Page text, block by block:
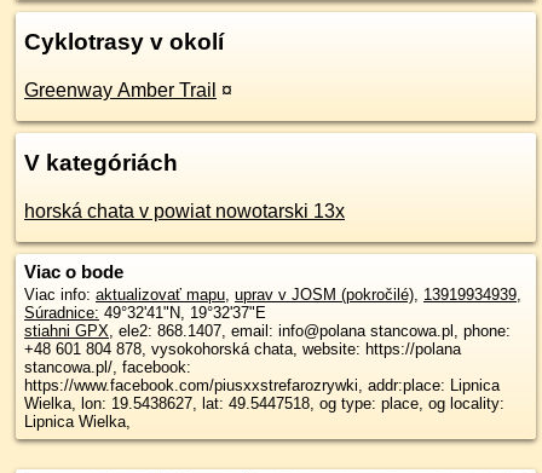
Cyklotrasy v okolí
Greenway Amber Trail ¤
V kategóriách
horská chata v powiat nowotarski 13x
Viac o bode
Viac info: aktualizovať mapu, uprav v JOSM (pokročilé), 13919934939,
Súradnice: 49°32'41"N, 19°32'37"E
stiahni GPX, ele2: 868.1407, email: info@polana stancowa.pl, phone:
+48 601 804 878, vysokohorská chata, website: https://polana
stancowa.pl/, facebook:
https://www.facebook.com/piusxxstrefarozrywki, addr:place: Lipnica
Wielka, lon: 19.5438627, lat: 49.5447518, og type: place, og locality:
Lipnica Wielka,